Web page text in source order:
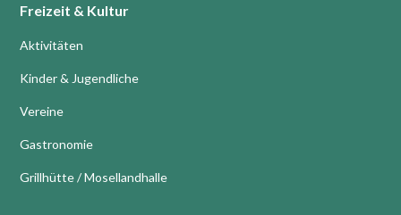
Freizeit & Kultur
Aktivitäten
Kinder & Jugendliche
Vereine
Gastronomie
Grillhütte / Mosellandhalle